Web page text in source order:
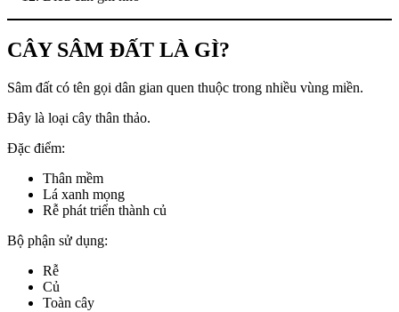
CÂY SÂM ĐẤT LÀ GÌ?
Sâm đất có tên gọi dân gian quen thuộc trong nhiều vùng miền.
Đây là loại cây thân thảo.
Đặc điểm:
Thân mềm
Lá xanh mọng
Rễ phát triển thành củ
Bộ phận sử dụng:
Rễ
Củ
Toàn cây